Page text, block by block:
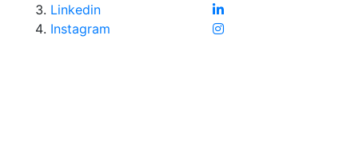
Linkedin
Instagram